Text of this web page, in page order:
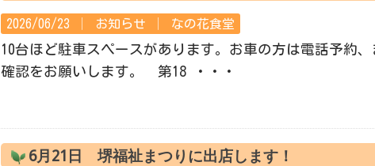
2026/06/23 │ お知らせ なの花食堂
10台ほど駐車スペースがあります。お車の方は電話予約
確認をお願いします。 第18 ・・・
6月21日 堺福祉まつりに出店します！